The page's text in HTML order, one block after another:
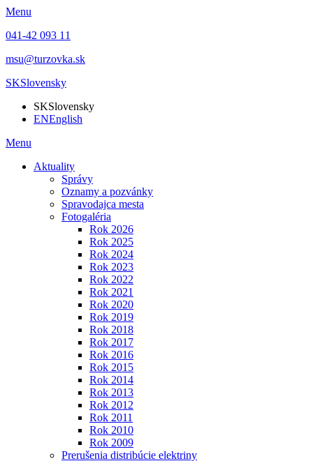
Menu
041-42 093 11
msu@turzovka.sk
SKSlovensky
SKSlovensky
ENEnglish
Menu
Aktuality
Správy
Oznamy a pozvánky
Spravodajca mesta
Fotogaléria
Rok 2026
Rok 2025
Rok 2024
Rok 2023
Rok 2022
Rok 2021
Rok 2020
Rok 2019
Rok 2018
Rok 2017
Rok 2016
Rok 2015
Rok 2014
Rok 2013
Rok 2012
Rok 2011
Rok 2010
Rok 2009
Prerušenia distribúcie elektriny